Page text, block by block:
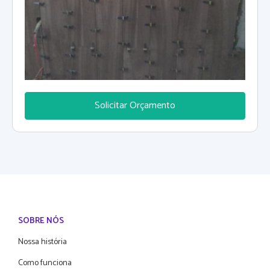
Solicitar Orçamento
SOBRE NÓS
Nossa história
Como funciona